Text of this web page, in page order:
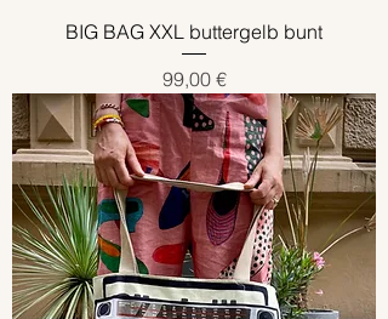
BIG BAG XXL buttergelb bunt
Preis
99,00 €